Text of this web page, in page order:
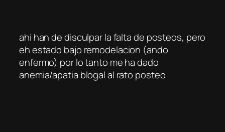
ahi han de disculpar la falta de posteos, pero
eh estado bajo remodelacion (ando
enfermo) por lo tanto me ha dado
anemia/apatia blogal al rato posteo